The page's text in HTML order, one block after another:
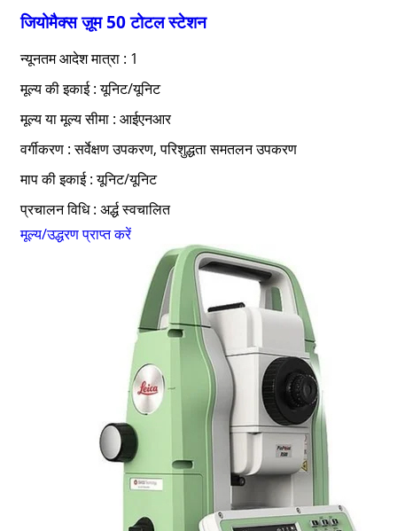
जियोमैक्स ज़ूम 50 टोटल स्टेशन
न्यूनतम आदेश मात्रा : 1
मूल्य की इकाई : यूनिट/यूनिट
मूल्य या मूल्य सीमा : आईएनआर
वर्गीकरण : सर्वेक्षण उपकरण, परिशुद्धता समतलन उपकरण
माप की इकाई : यूनिट/यूनिट
प्रचालन विधि : अर्द्ध स्वचालित
मूल्य/उद्धरण प्राप्त करें